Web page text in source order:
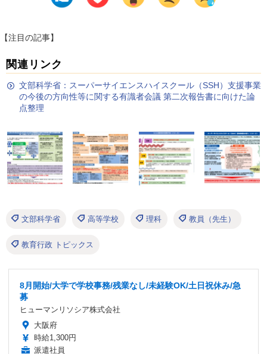
【注目の記事】
関連リンク
文部科学省：スーパーサイエンスハイスクール（SSH）支援事業
の今後の方向性等に関する有識者会議 第二次報告書に向けた論
点整理
文部科学省 高等学校 理科 教員（先生）
教育行政 トピックス
8月開始/大学で学校事務/残業なし/未経験OK/土日祝休み/急
募
ヒューマンリソシア株式会社
大阪府
時給1,300円
派遣社員